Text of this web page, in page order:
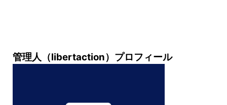
管理人（libertaction）プロフィール